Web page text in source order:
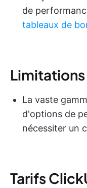
de
tableaux de
La vaste
d'options de
nécessiter un
Tarifs